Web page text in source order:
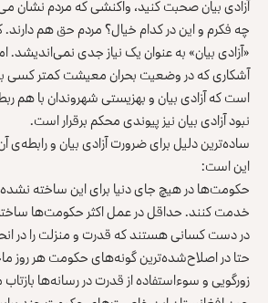
آزادی بیان صحبت کنید، واکنشی که مردم نشان
چه فکرم و این در کدام خیال؟ مردم حق هم
«آزادی بیان» به عنوان یک نیاز جدی نمی‌اندیشد.
آشکاری که در وضعیت بحران معیشت کمتر کسی
است که آزادی بیان و بهزیستی شهروندان با هم
نبود آزادی بیان نیز پیوندی محکم برقرار است.
ساده‌ترین دلیل برای ضرورت آزادی بیان و رابطه‌ی
این است:
حکومت‌ها در هیچ جای دنیا برای این ساخته
خدمت کنند. حداقل در عمل اکثر حکومت‌ها
در دست کسانی هستند که قدرت و منزلت را در
حتا در اصلاح‌شده‌ترین گونه‌های حکومت هر روز
زورگویی و سوءاستفاده از قدرت در رسانه‌ها